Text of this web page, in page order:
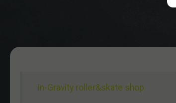
In-Gravity roller&skate shop